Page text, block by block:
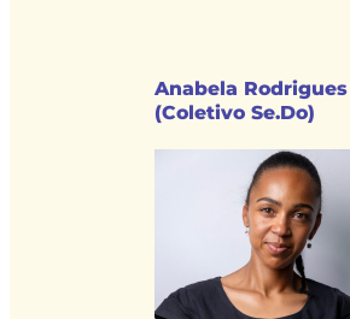
Anabela Rodrigues
(Coletivo Se.Do)